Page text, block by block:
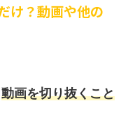
け？動画や他の
動画を切り抜くこと